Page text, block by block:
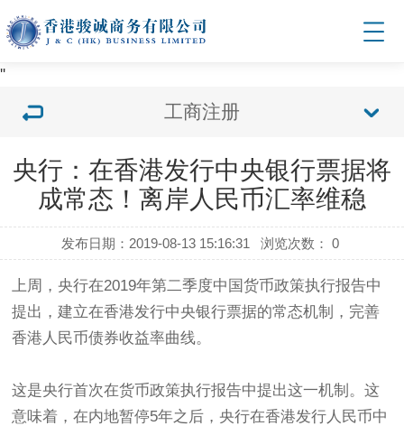
''
工商注册
央行：在香港发行中央银行票据将
成常态！离岸人民币汇率维稳
发布日期：2019-08-13 15:16:31 浏览次数： 0
上周，央行在2019年第二季度中国货币政策执行报告中
提出，建立在香港发行中央银行票据的常态机制，完善
香港人民币债券收益率曲线。
这是央行首次在货币政策执行报告中提出这一机制。这
意味着，在内地暂停5年之后，央行在香港发行人民币中